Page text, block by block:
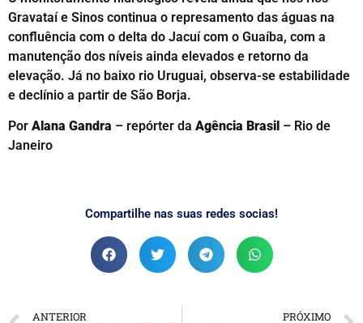
Gravataí e Sinos continua o represamento das águas na
confluência com o delta do Jacuí com o Guaíba, com a
manutenção dos níveis ainda elevados e retorno da
elevação. Já no baixo rio Uruguai, observa-se estabilidade
e declínio a partir de São Borja.
Por Alana Gandra – repórter da Agência Brasil – Rio de
Janeiro
Compartilhe nas suas redes socias!
ANTERIOR PRÓXIMO